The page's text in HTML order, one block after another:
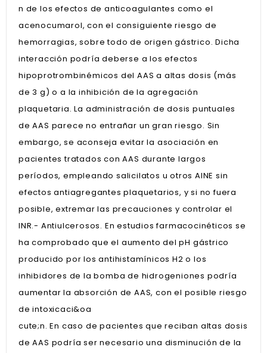
n de los efectos de anticoagulantes como el
acenocumarol, con el consiguiente riesgo de
hemorragias, sobre todo de origen gástrico. Dicha
interacción podría deberse a los efectos
hipoprotrombinémicos del AAS a altas dosis (más
de 3 g) o a la inhibición de la agregación
plaquetaria. La administración de dosis puntuales
de AAS parece no entrañar un gran riesgo. Sin
embargo, se aconseja evitar la asociación en
pacientes tratados con AAS durante largos
períodos, empleando salicilatos u otros AINE sin
efectos antiagregantes plaquetarios, y si no fuera
posible, extremar las precauciones y controlar el
INR.- Antiulcerosos. En estudios farmacocinéticos se
ha comprobado que el aumento del pH gástrico
producido por los antihistamínicos H2 o los
inhibidores de la bomba de hidrogeniones podría
aumentar la absorción de AAS, con el posible riesgo
de intoxicaci&oa
cute;n. En caso de pacientes que reciban altas dosis
de AAS podría ser necesario una disminución de la